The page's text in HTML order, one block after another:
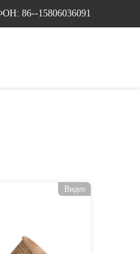
86--15806036091
Видео